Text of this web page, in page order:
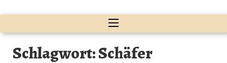
Schlagwort:Schäfer